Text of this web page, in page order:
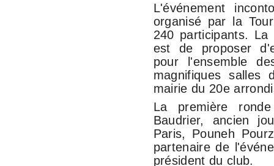
L'événement
organisé par la
240 participants.
est de proposer
pour l'ensemble
magnifiques
mairie du 20e
La première
Baudrier, ancien
Paris, Pouneh
partenaire de
président du club.